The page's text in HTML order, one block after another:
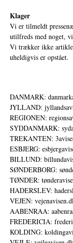
Klager
Vi er tilmeldt
utilfreds med noget,
Vi trækker ikke
uheldigvis er opstået.
DANMARK:
JYLLAND:
REGIONEN:
SYDDANMARK:
TREKANTEN:
ESBJERG:
BILLUND:
SØNDERBORG:
TØNDER:
HADERSLEV:
VEJEN:
AABENRAA:
FREDERICIA:
KOLDING: